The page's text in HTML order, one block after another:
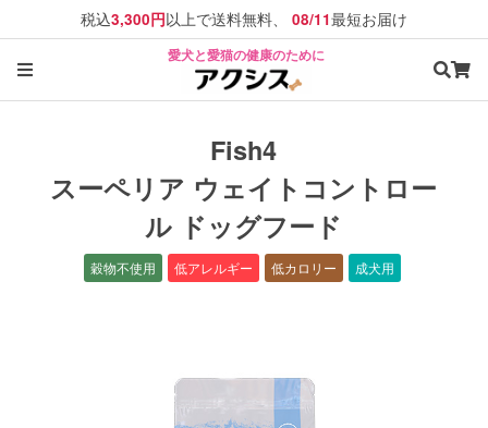
税込3,300円以上で送料無料、 08/11最短お届け
愛犬と愛猫の健康のために
Fish4
スーペリア ウェイトコントロー
ル ドッグフード
穀物不使用 低アレルギー 低カロリー 成犬用